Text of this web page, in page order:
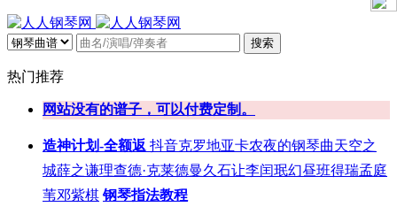
搜索
热门推荐
网站没有的谱子，可以付费定制。
造神计划-全额返 抖音克罗地亚卡农夜的钢琴曲天空之
城薛之谦理查德·克莱德曼久石让李闰珉幻昼班得瑞孟庭
苇邓紫棋 钢琴指法教程